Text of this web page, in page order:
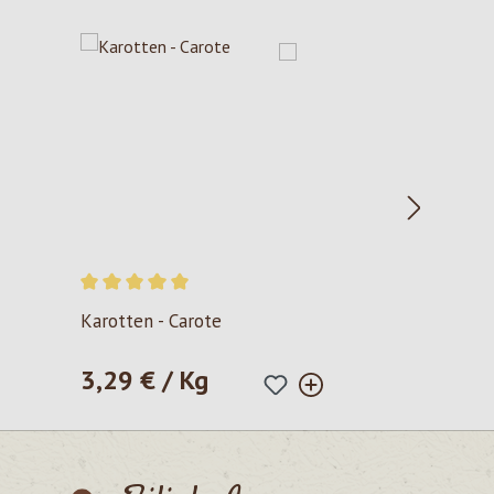
Durchschnittliche Bewertung von 5 von 5 Sternen
Karotten - Carote
Regulärer Preis:
3,29 € / Kg